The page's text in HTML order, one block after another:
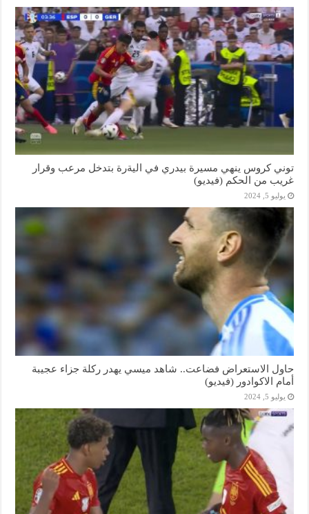
توني كروس ينهي مسيرة بيدري في اليةرة بتدخل مرعب وقرار
غريب من الحكم (فيديو)
يوليو 5, 2024
حاول الاستعراض فضاعت.. شاهد ميسي يهدر ركلة جزاء عجيبة
أمام الاكوادور (فيديو)
يوليو 5, 2024